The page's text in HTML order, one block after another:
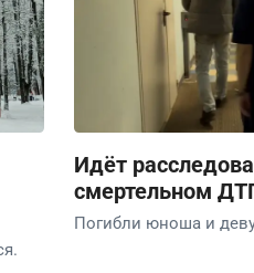
Идёт
смертельном
Погибли юноша и